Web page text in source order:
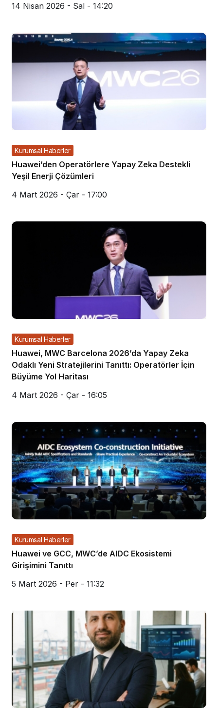
14 Nisan 2026 - Sal - 14:20
Kurumsal Haberler
Huawei’den Operatörlere Yapay Zeka Destekli
Yeşil Enerji Çözümleri
4 Mart 2026 - Çar - 17:00
Kurumsal Haberler
Huawei, MWC Barcelona 2026’da Yapay Zeka
Odaklı Yeni Stratejilerini Tanıttı: Operatörler İçin
Büyüme Yol Haritası
4 Mart 2026 - Çar - 16:05
Kurumsal Haberler
Huawei ve GCC, MWC’de AIDC Ekosistemi
Girişimini Tanıttı
5 Mart 2026 - Per - 11:32